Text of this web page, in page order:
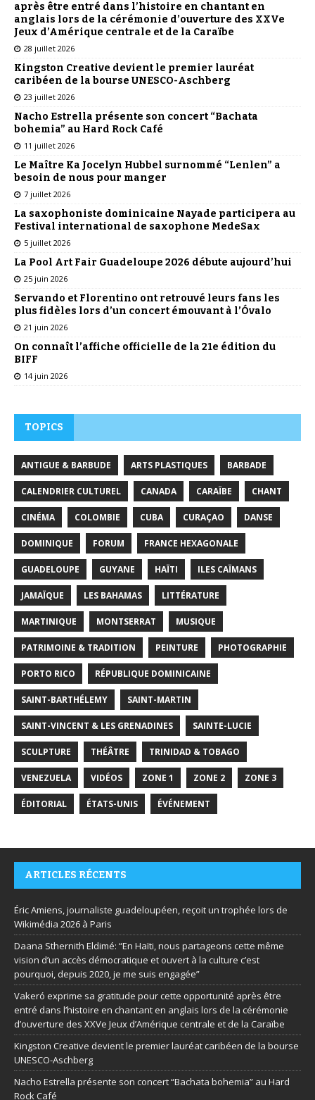
après être entré dans l’histoire en chantant en
anglais lors de la cérémonie d’ouverture des XXVe
Jeux d’Amérique centrale et de la Caraïbe
28 juillet 2026
Kingston Creative devient le premier lauréat
caribéen de la bourse UNESCO-Aschberg
23 juillet 2026
Nacho Estrella présente son concert “Bachata
bohemia” au Hard Rock Café
11 juillet 2026
Le Maître Ka Jocelyn Hubbel surnommé “Lenlen” a
besoin de nous pour manger
7 juillet 2026
La saxophoniste dominicaine Nayade participera au
Festival international de saxophone MedeSax
5 juillet 2026
La Pool Art Fair Guadeloupe 2026 débute aujourd’hui
25 juin 2026
Servando et Florentino ont retrouvé leurs fans les
plus fidèles lors d’un concert émouvant à l’Óvalo
21 juin 2026
On connaît l’affiche officielle de la 21e édition du
BIFF
14 juin 2026
TOPICS
ANTIGUE & BARBUDE ARTS PLASTIQUES BARBADE
CALENDRIER CULTUREL CANADA CARAÏBE CHANT
CINÉMA COLOMBIE CUBA CURAÇAO DANSE
DOMINIQUE FORUM FRANCE HEXAGONALE
GUADELOUPE GUYANE HAÏTI ILES CAÏMANS
JAMAÏQUE LES BAHAMAS LITTÉRATURE
MARTINIQUE MONTSERRAT MUSIQUE
PATRIMOINE & TRADITION PEINTURE PHOTOGRAPHIE
PORTO RICO RÉPUBLIQUE DOMINICAINE
SAINT-BARTHÉLEMY SAINT-MARTIN
SAINT-VINCENT & LES GRENADINES SAINTE-LUCIE
SCULPTURE THÉÂTRE TRINIDAD & TOBAGO
VENEZUELA VIDÉOS ZONE 1 ZONE 2 ZONE 3
ÉDITORIAL ÉTATS-UNIS ÉVÉNEMENT
ARTICLES RÉCENTS
Éric Amiens, journaliste guadeloupéen, reçoit un trophée lors de
Wikimédia 2026 à Paris
Daana Sthernith Eldimé: “En Haïti, nous partageons cette même
vision d’un accès démocratique et ouvert à la culture c’est
pourquoi, depuis 2020, je me suis engagée”
Vakeró exprime sa gratitude pour cette opportunité après être
entré dans l’histoire en chantant en anglais lors de la cérémonie
d’ouverture des XXVe Jeux d’Amérique centrale et de la Caraïbe
Kingston Creative devient le premier lauréat caribéen de la bourse
UNESCO-Aschberg
Nacho Estrella présente son concert “Bachata bohemia” au Hard
Rock Café